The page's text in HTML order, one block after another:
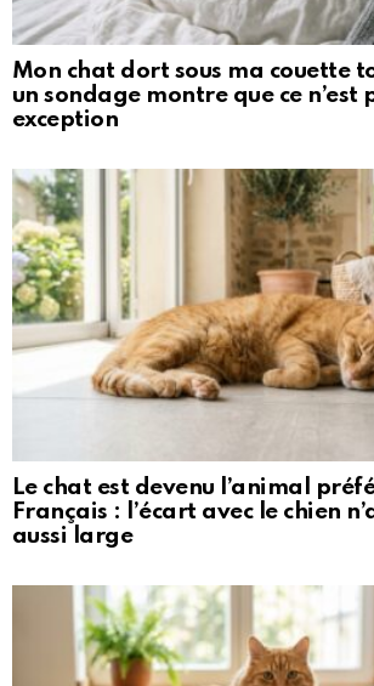
Mon chat dort sous ma couette
un sondage montre que ce n’est
exception
Le chat est devenu l’animal
Français : l’écart avec le chien
aussi large